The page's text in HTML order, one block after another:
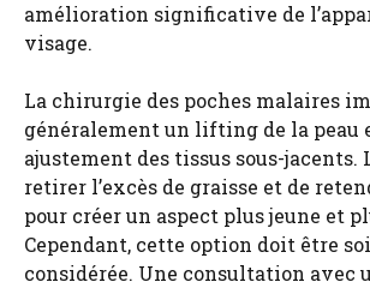
amélioration significative de
visage.
La chirurgie des poches malaires
généralement un lifting de la peau
ajustement des tissus sous-jacents.
retirer l’excès de graisse et de
pour créer un aspect plus jeune et
Cependant, cette option doit être
considérée. Une consultation avec